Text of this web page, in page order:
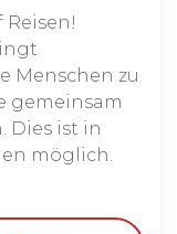
Menschen zu
gemeinsam
Dies ist in
möglich.